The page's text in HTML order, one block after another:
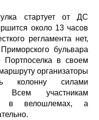
стартует от ДС
около 13 часов
регламента нет,
бульвара
в своем
организаторы
колонну силами
Всем участникам
в велошлемах, а